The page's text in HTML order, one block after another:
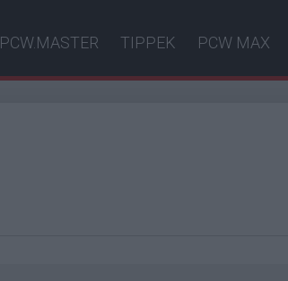
PCW.MASTER TIPPEK PCW MAX